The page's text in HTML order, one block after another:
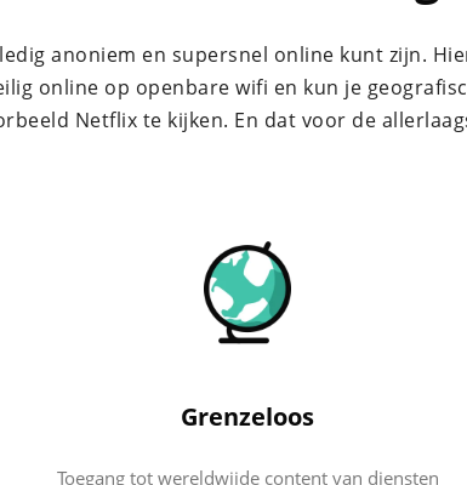
anoniem en supersnel online kunt zijn.
online op openbare wifi en kun je
Netflix te kijken. En dat voor de
Grenzeloos
Toegang tot wereldwijde content van diensten